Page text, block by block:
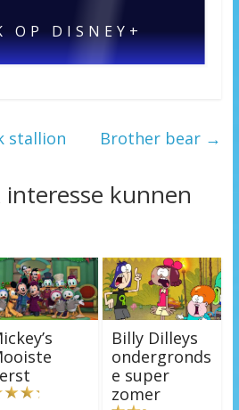
OP DISNEY+
stallion Brother bear →
interesse kunnen
Billy Dilleys
ondergronds
e super
zomer